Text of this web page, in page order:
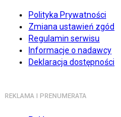
Polityka Prywatności
Zmiana ustawień zgód
Regulamin serwisu
Informacje o nadawcy
Deklaracja dostępności
REKLAMA I PRENUMERATA